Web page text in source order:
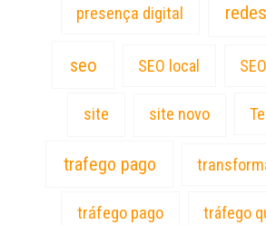
presença digital
seo SEO local
site site novo
trafego pago
tráfego pago tráfego